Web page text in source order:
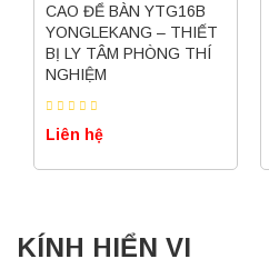
CAO ĐỂ BÀN YTG16B
YONGLEKANG – THIẾT
BỊ LY TÂM PHÒNG THÍ
NGHIỆM
Liên hệ
KÍNH HIỂN VI